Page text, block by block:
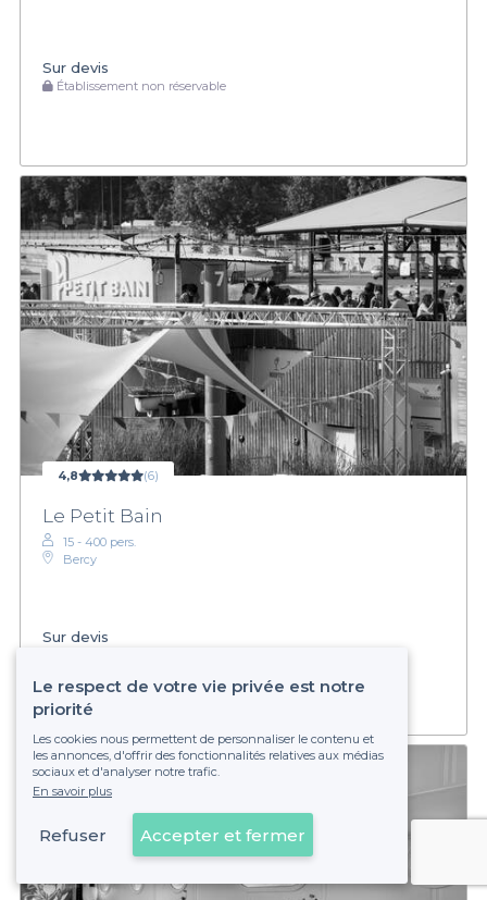
Sur devis
Établissement non réservable
4,8 (6)
Le Petit Bain
15 - 400 pers.
Bercy
Sur devis
Voir sur la carte
Le respect de votre vie privée est notre
priorité
Les cookies nous permettent de personnaliser le contenu et
les annonces, d'offrir des fonctionnalités relatives aux médias
sociaux et d'analyser notre trafic.
En savoir plus
Refuser Accepter et fermer